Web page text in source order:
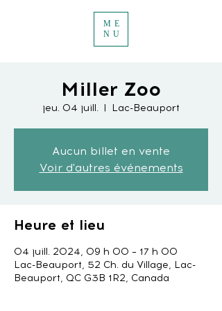
ME
NU
Miller Zoo
jeu. 04 juill.
  |
Lac-Beauport
Aucun billet en vente
Voir d'autres événements
Heure et lieu
04 juill. 2024, 09 h 00 – 17 h 00
Lac-Beauport, 52 Ch. du Village, Lac-
Beauport, QC G3B 1R2, Canada